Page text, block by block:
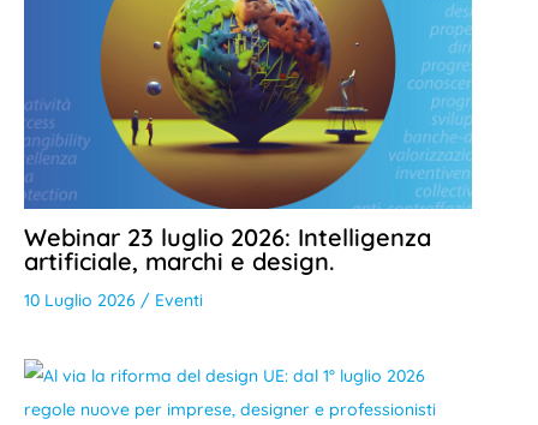
Webinar 23 luglio 2026: Intelligenza
artificiale, marchi e design.
10 Luglio 2026 / Eventi